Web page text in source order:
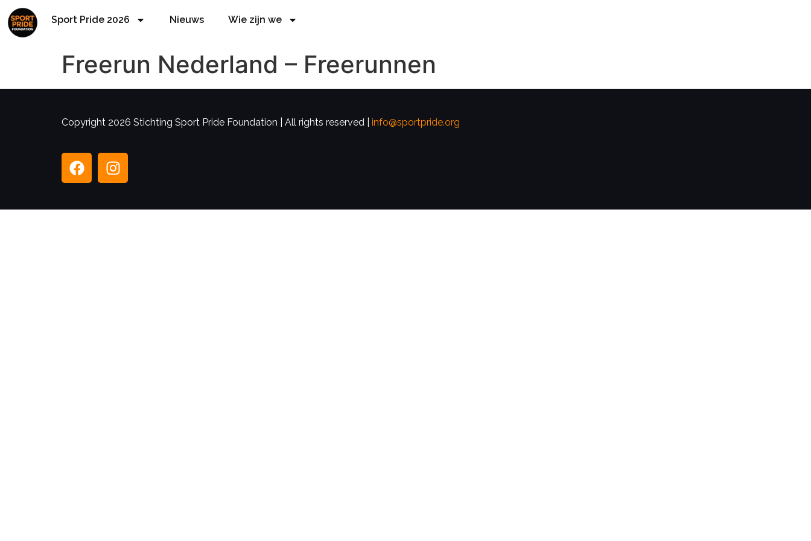
Sport Pride 2026 Nieuws Wie zijn we
Freerun Nederland – Freerunnen
Copyright 2026 Stichting Sport Pride Foundation | All rights reserved | info@sportpride.org